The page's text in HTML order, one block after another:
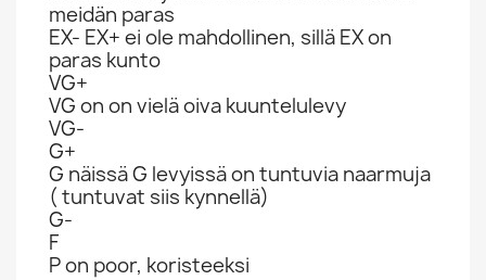
meidän paras
EX- EX+ ei ole mahdollinen, sillä EX on
paras kunto
VG+
VG on on vielä oiva kuuntelulevy
VG-
G+
G näissä G levyissä on tuntuvia naarmuja
( tuntuvat siis kynnellä)
G-
F
P on poor, koristeeksi